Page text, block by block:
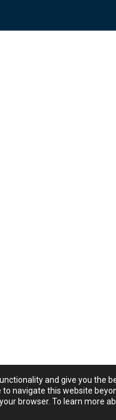
and give you the
to navigate this website
browser. To learn more